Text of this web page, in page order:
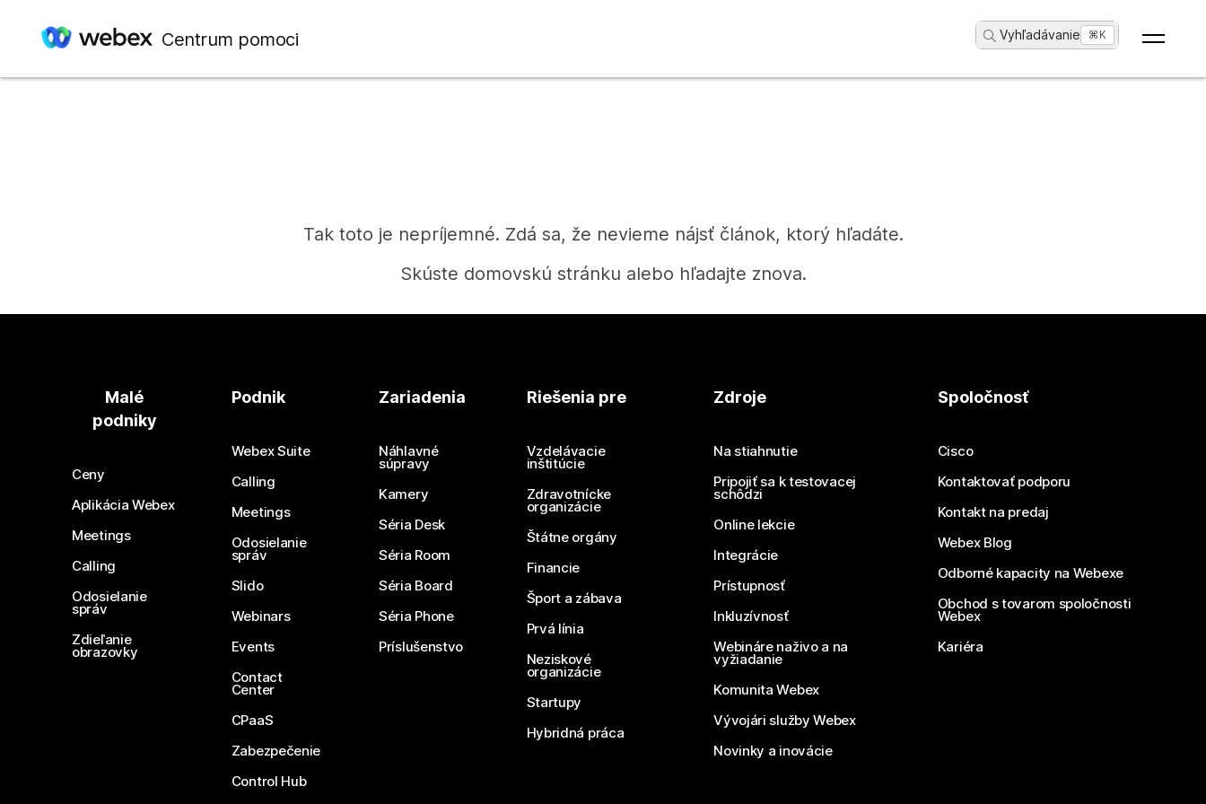
Centrum pomoci Vyhľadávanie ...⌘K
Tak toto je nepríjemné. Zdá sa, že nevieme nájsť článok, ktorý hľadáte.
Skúste domovskú stránku alebo hľadajte znova.
Potrebujete odpoveď?
Odoslať otázku
Malé
podniky
Ceny
Aplikácia Webex
Meetings
Calling
Odosielanie
správ
Zdieľanie
obrazovky
Podnik
Webex Suite
Calling
Meetings
Odosielanie
správ
Slido
Webinars
Events
Contact
Center
CPaaS
Zabezpečenie
Control Hub
Zariadenia
Náhlavné
súpravy
Kamery
Séria Desk
Séria Room
Séria Board
Séria Phone
Príslušenstvo
Riešenia pre
Vzdelávacie
inštitúcie
Zdravotnícke
organizácie
Štátne orgány
Financie
Šport a zábava
Prvá línia
Neziskové
organizácie
Startupy
Hybridná práca
Zdroje
Na stiahnutie
Pripojiť sa k testovacej
schôdzi
Online lekcie
Integrácie
Prístupnosť
Inkluzívnosť
Webináre naživo a na
vyžiadanie
Komunita Webex
Vývojári služby Webex
Novinky a inovácie
Spoločnosť
Cisco
Kontaktovať podporu
Kontakt na predaj
Webex Blog
Odborné kapacity na Webexe
Obchod s tovarom spoločnosti
Webex
Kariéra